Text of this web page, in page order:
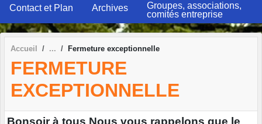
Contact et Plan Archives
Groupes, associations,
comités entreprise
Accueil Fermeture exceptionnelle
FERMETURE
EXCEPTIONNELLE
Bonsoir à tous Nous vous rappelons que le